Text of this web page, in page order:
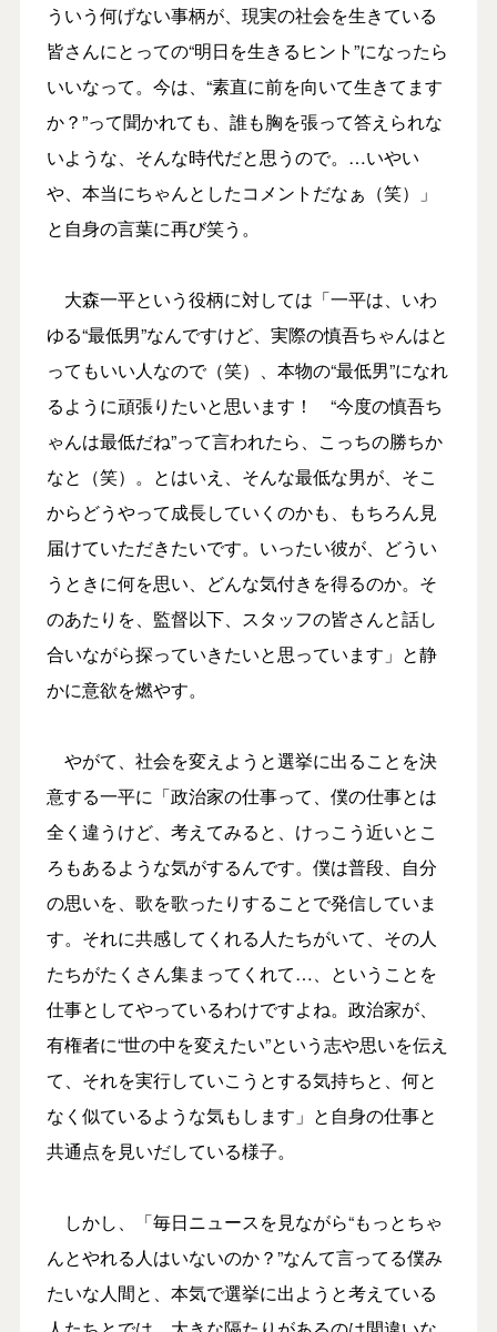
ういう何げない事柄が、現実の社会を生きている
皆さんにとっての“明日を生きるヒント”になったら
いいなって。今は、“素直に前を向いて生きてます
か？”って聞かれても、誰も胸を張って答えられな
いような、そんな時代だと思うので。…いやい
や、本当にちゃんとしたコメントだなぁ（笑）」
と自身の言葉に再び笑う。
大森一平という役柄に対しては「一平は、いわ
ゆる“最低男”なんですけど、実際の慎吾ちゃんはと
ってもいい人なので（笑）、本物の“最低男”になれ
るように頑張りたいと思います！ “今度の慎吾ち
ゃんは最低だね”って言われたら、こっちの勝ちか
なと（笑）。とはいえ、そんな最低な男が、そこ
からどうやって成長していくのかも、もちろん見
届けていただきたいです。いったい彼が、どうい
うときに何を思い、どんな気付きを得るのか。そ
のあたりを、監督以下、スタッフの皆さんと話し
合いながら探っていきたいと思っています」と静
かに意欲を燃やす。
やがて、社会を変えようと選挙に出ることを決
意する一平に「政治家の仕事って、僕の仕事とは
全く違うけど、考えてみると、けっこう近いとこ
ろもあるような気がするんです。僕は普段、自分
の思いを、歌を歌ったりすることで発信していま
す。それに共感してくれる人たちがいて、その人
たちがたくさん集まってくれて…、ということを
仕事としてやっているわけですよね。政治家が、
有権者に“世の中を変えたい”という志や思いを伝え
て、それを実行していこうとする気持ちと、何と
なく似ているような気もします」と自身の仕事と
共通点を見いだしている様子。
しかし、「毎日ニュースを見ながら“もっとちゃ
んとやれる人はいないのか？”なんて言ってる僕み
たいな人間と、本気で選挙に出ようと考えている